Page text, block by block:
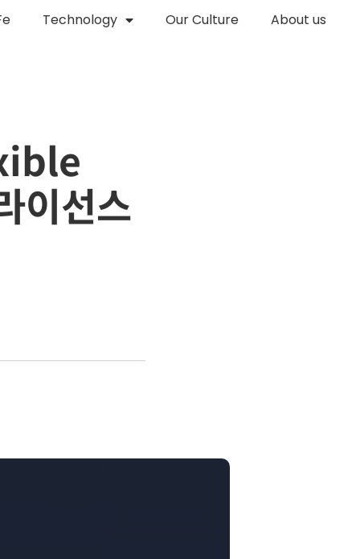
Technology Our Culture About us
이선스